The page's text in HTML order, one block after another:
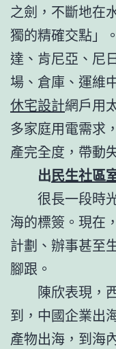
之劍，不斷地在
獨的精確交點」
達、肯尼亞、尼
場、倉庫、運維
休宅設計網戶用
多家庭用電需求
產完全度，帶動
出民生社區
很長一段時
海的標簽。現在
計劃、辦事甚至
腳跟。
陳欣表現，
到，中國企業出
產物出海，到海